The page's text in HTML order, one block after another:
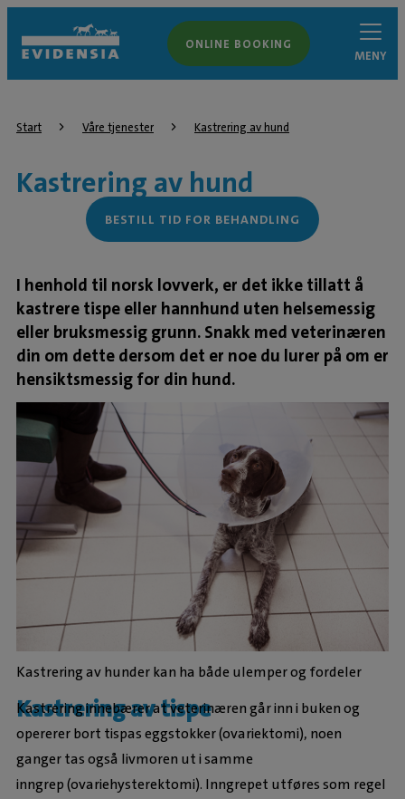
ONLINE BOOKING
MENY
Start Våre tjenester Kastrering av hund
Kastrering av hund
BESTILL TID FOR BEHANDLING
I henhold til norsk lovverk, er det ikke tillatt å
kastrere tispe eller hannhund uten helsemessig
eller bruksmessig grunn. Snakk med veterinæren
din om dette dersom det er noe du lurer på om er
hensiktsmessig for din hund.
Kastrering av hunder kan ha både ulemper og fordeler
Kastrering av tispe
Kastrering innebærer at veterinæren går inn i buken og
opererer bort tispas eggstokker (ovariektomi), noen
ganger tas også livmoren ut i samme
inngrep (ovariehysterektomi). Inngrepet utføres som regel